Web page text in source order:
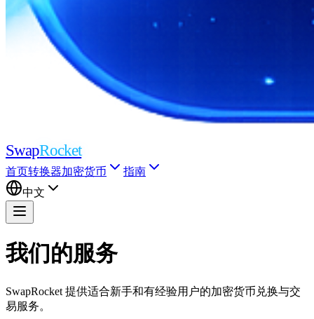
SwapRocket
首页转换器加密货币
指南
中文
我们的服务
SwapRocket 提供适合新手和有经验用户的加密货币兑换与交
易服务。